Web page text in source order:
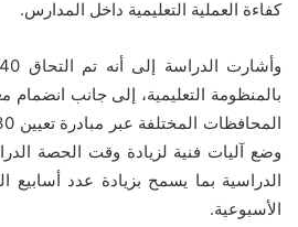
كفاءة العملية التعليمية داخل المدارس.
بالمنظومة التعليمية، إلى جانب انضمام
وضع آليات فنية لزيادة وقت الحصة
الدراسية بما يسمح بزيادة عدد
الأسبوعية.